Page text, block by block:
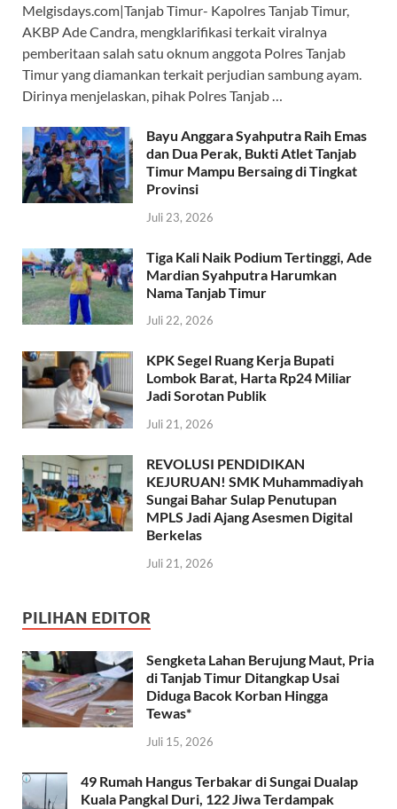
e
b
o
o
k
at
s
A
p
p
e
gr
a
m
itt
er
e
a
ds
Melgisdays.com|Tanjab Timur- Kapolres Tanjab Timur,
AKBP Ade Candra, mengklarifikasi terkait viralnya
pemberitaan salah satu oknum anggota Polres Tanjab
Timur yang diamankan terkait perjudian sambung ayam.
Dirinya menjelaskan, pihak Polres Tanjab …
Bayu Anggara Syahputra Raih Emas
dan Dua Perak, Bukti Atlet Tanjab
Timur Mampu Bersaing di Tingkat
Provinsi
Juli 23, 2026
Tiga Kali Naik Podium Tertinggi, Ade
Mardian Syahputra Harumkan
Nama Tanjab Timur
Juli 22, 2026
KPK Segel Ruang Kerja Bupati
Lombok Barat, Harta Rp24 Miliar
Jadi Sorotan Publik
Juli 21, 2026
REVOLUSI PENDIDIKAN
KEJURUAN! SMK Muhammadiyah
Sungai Bahar Sulap Penutupan
MPLS Jadi Ajang Asesmen Digital
Berkelas
Juli 21, 2026
PILIHAN EDITOR
Sengketa Lahan Berujung Maut, Pria
di Tanjab Timur Ditangkap Usai
Diduga Bacok Korban Hingga
Tewas*
Juli 15, 2026
49 Rumah Hangus Terbakar di Sungai Dualap
Kuala Pangkal Duri, 122 Jiwa Terdampak